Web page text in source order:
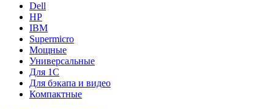
Dell
HP
IBM
Supermicro
Мощные
Универсальные
Для 1С
Для бэкапа и видео
Компактные